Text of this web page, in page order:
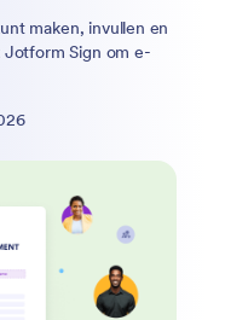
maken, invullen en
Sign om e-